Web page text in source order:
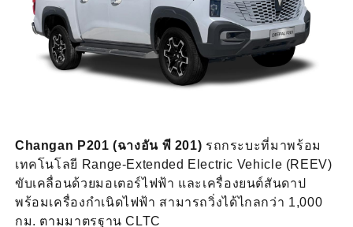
Changan P201 (ฉางอัน พี 201) รถกระบะที่มาพร้อม
เทคโนโลยี Range-Extended Electric Vehicle (REEV)
ขับเคลื่อนด้วยมอเตอร์ไฟฟ้า และเครื่องยนต์สันดาป
พร้อมเครื่องกำเนิดไฟฟ้า สามารถวิ่งได้ไกลกว่า 1,000
กม. ตามมาตรฐาน CLTC